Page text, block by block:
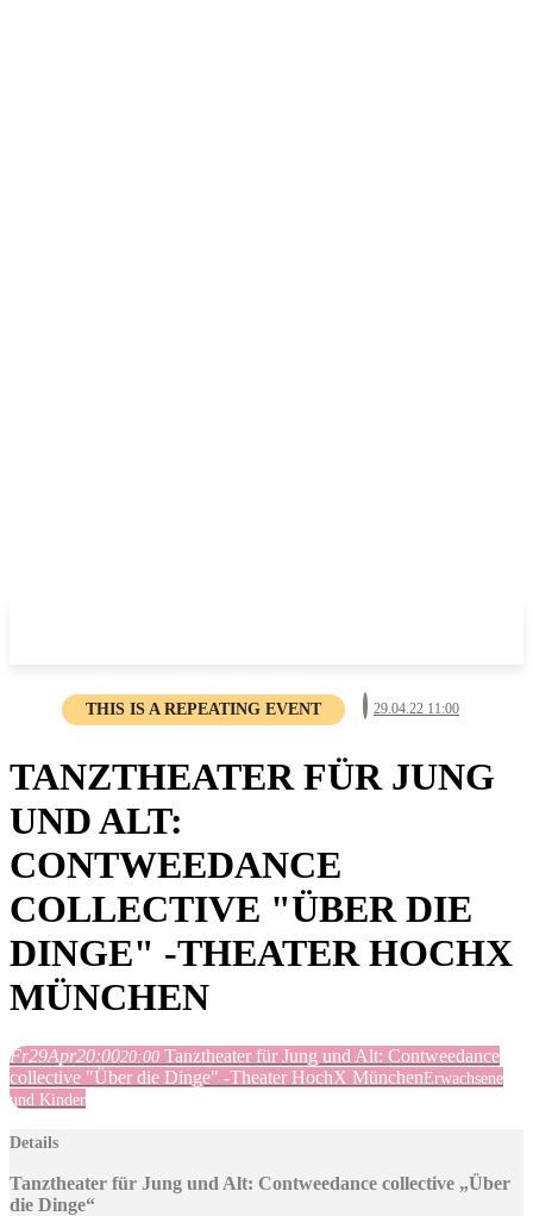
THIS IS A REPEATING EVENT 29.04.22 11:00
TANZTHEATER FÜR JUNG
UND ALT:
CONTWEEDANCE
COLLECTIVE "ÜBER DIE
DINGE" -THEATER HOCHX
MÜNCHEN
Fr29Apr20:0020:00 Tanztheater für Jung und Alt: Contweedance
collective "Über die Dinge" -Theater HochX MünchenErwachsene
und Kinder
Details
Tanztheater für Jung und Alt: Contweedance collective „Über
die Dinge“